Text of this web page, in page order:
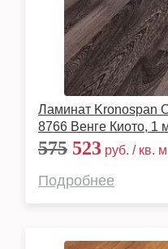
Ламинат Kronospan
8766 Венге Киото, 1
575 523 руб. / кв.
Подробнее